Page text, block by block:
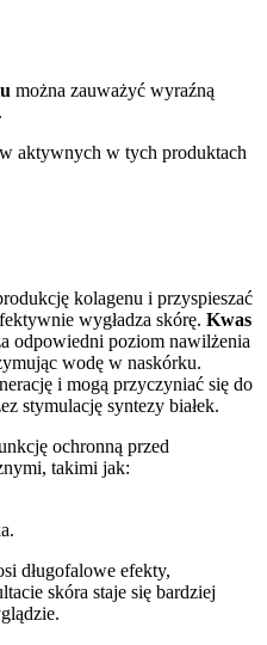
można zauważyć wyraźną
aktywnych w tych produktach
kolagenu i przyspieszać
wygładza skórę. Kwas
odpowiedni poziom nawilżenia
wodę w naskórku.
i mogą przyczyniać się do
stymulację syntezy białek.
ochronną przed
takimi jak:
długofalowe efekty,
skóra staje się bardziej